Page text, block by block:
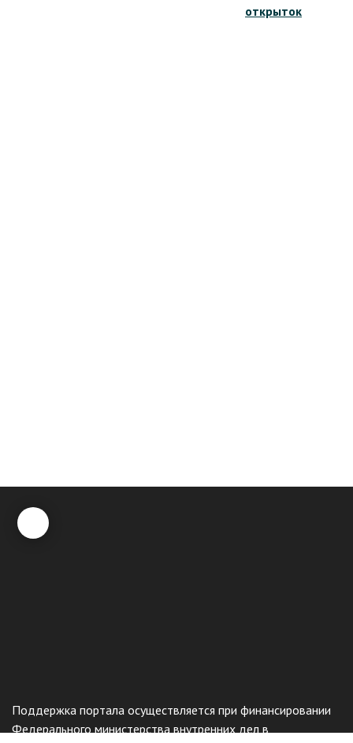
открыток
Поддержка портала осуществляется при финансировании
Федерального министерства внутренних дел в